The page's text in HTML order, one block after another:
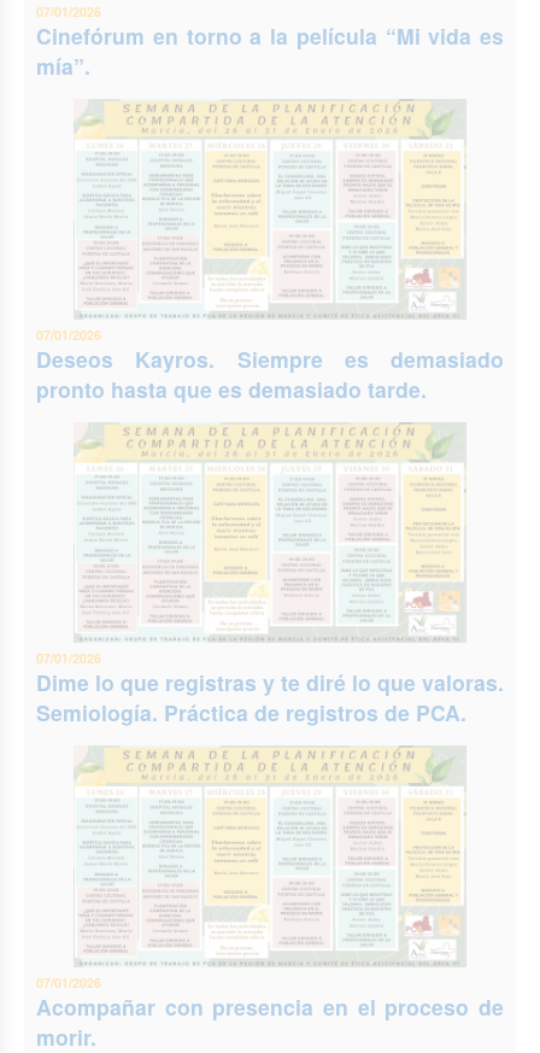
07/01/2026
Cinefórum en torno a la película “Mi vida es
mía”.
07/01/2026
Deseos Kayros. Siempre es demasiado
pronto hasta que es demasiado tarde.
07/01/2026
Dime lo que registras y te diré lo que valoras.
Semiología. Práctica de registros de PCA.
07/01/2026
Acompañar con presencia en el proceso de
morir.